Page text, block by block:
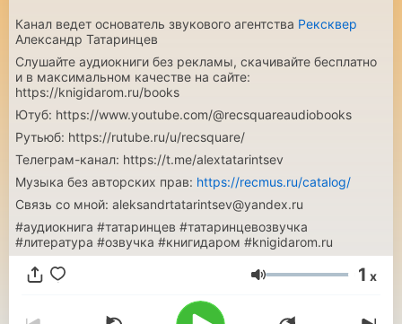
Канал ведет основатель звукового агентства Рексквер
Александр Татаринцев
Слушайте аудиокниги без рекламы, скачивайте бесплатно
и в максимальном качестве на сайте:
https://knigidarom.ru/books
Ютуб: https://www.youtube.com/@recsquareaudiobooks
Рутьюб: https://rutube.ru/u/recsquare/
Телеграм-канал: https://t.me/alextatarintsev
Музыка без авторских прав: https://recmus.ru/catalog/
Связь со мной: aleksandrtatarintsev@yandex.ru
#аудиокнига #татаринцев #татаринцевозвучка
#литература #озвучка #книгидаром #knigidarom.ru
Äänenvoimakkuus
1 x